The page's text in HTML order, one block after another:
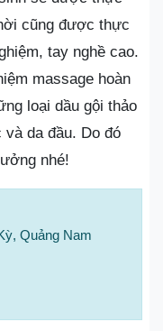
cũng được thực
tay nghề cao.
massage hoàn
loại dầu gội thảo
da đầu. Do đó
nhé!
Quảng Nam